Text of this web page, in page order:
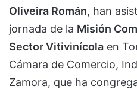
Oliveira Román, han
jornada de la Misión
Sector Vitivinícola en
Cámara de Comercio,
Zamora, que ha